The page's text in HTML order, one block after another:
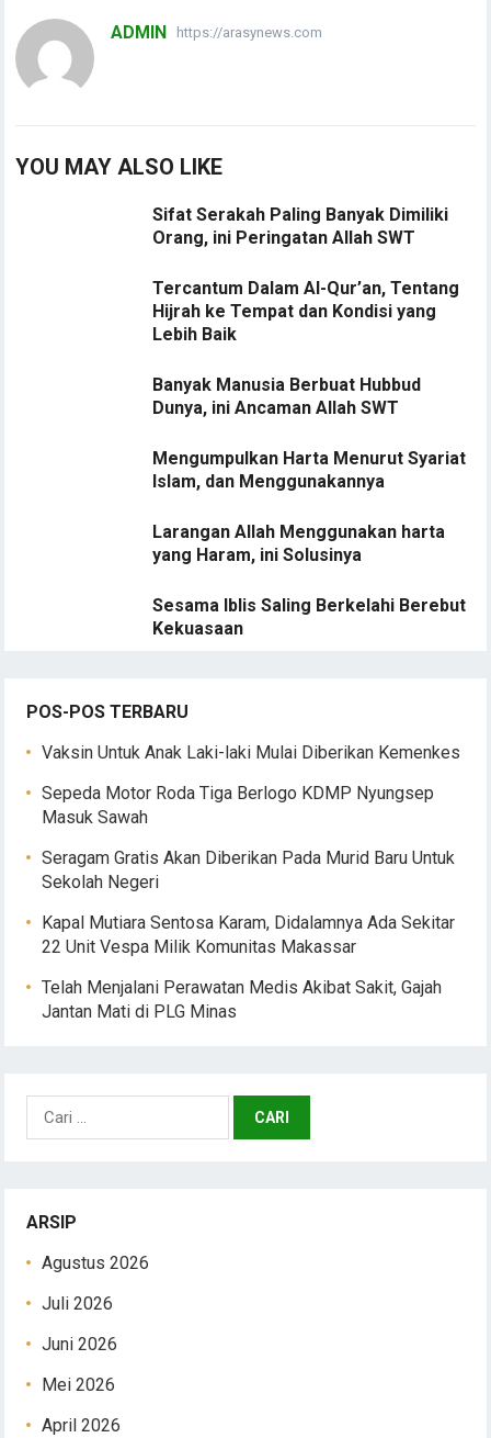
ADMIN https://arasynews.com
YOU MAY ALSO LIKE
Sifat Serakah Paling Banyak Dimiliki
Orang, ini Peringatan Allah SWT
Tercantum Dalam Al-Qur’an, Tentang
Hijrah ke Tempat dan Kondisi yang
Lebih Baik
Banyak Manusia Berbuat Hubbud
Dunya, ini Ancaman Allah SWT
Mengumpulkan Harta Menurut Syariat
Islam, dan Menggunakannya
Larangan Allah Menggunakan harta
yang Haram, ini Solusinya
Sesama Iblis Saling Berkelahi Berebut
Kekuasaan
POS-POS TERBARU
Vaksin Untuk Anak Laki-laki Mulai Diberikan Kemenkes
Sepeda Motor Roda Tiga Berlogo KDMP Nyungsep
Masuk Sawah
Seragam Gratis Akan Diberikan Pada Murid Baru Untuk
Sekolah Negeri
Kapal Mutiara Sentosa Karam, Didalamnya Ada Sekitar
22 Unit Vespa Milik Komunitas Makassar
Telah Menjalani Perawatan Medis Akibat Sakit, Gajah
Jantan Mati di PLG Minas
Cari
ARSIP
Agustus 2026
Juli 2026
Juni 2026
Mei 2026
April 2026